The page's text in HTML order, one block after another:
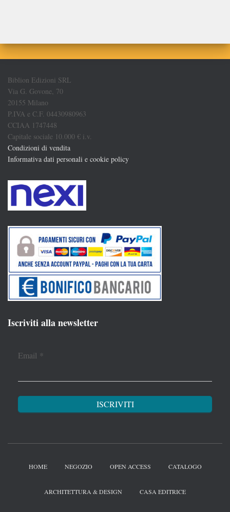
Biblion Edizioni SRL
Via G. Govone, 70
20155 Milano
P.IVA e C.F. 04430980963
CCIAA 1747448
Capitale sociale 10.000 € i.v.
Condizioni di vendita
Informativa dati personali e cookie policy
Iscriviti alla newsletter
Email *
HOME NEGOZIO OPEN ACCESS CATALOGO
ARCHITETTURA & DESIGN CASA EDITRICE